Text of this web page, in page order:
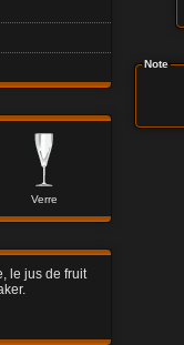
Verre
le jus de fruit
Note